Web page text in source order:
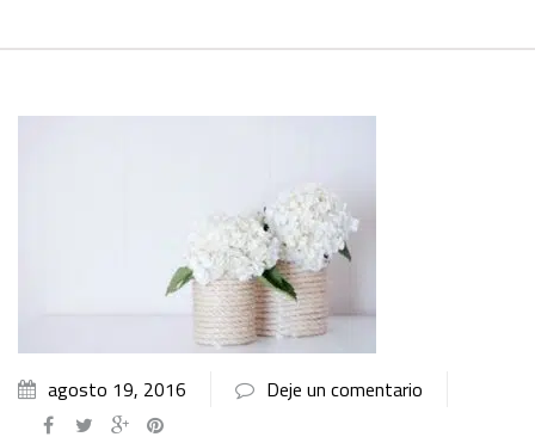
agosto 19, 2016 Deje un comentario